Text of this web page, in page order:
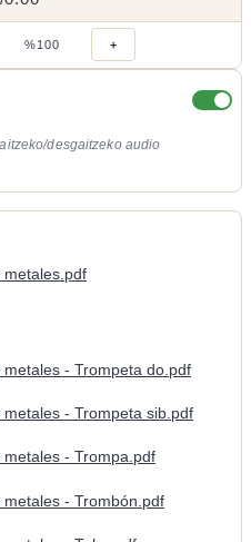
%100 +
desgaitzeko audio
metales.pdf
- Trompeta do.pdf
- Trompeta sib.pdf
- Trompa.pdf
- Trombón.pdf